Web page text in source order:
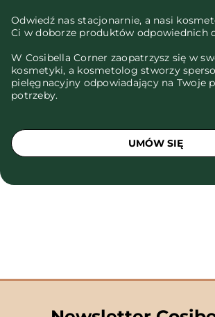
Odwiedź nas stacjonarnie, a nasi
Ci w doborze produktów odpowiednich
W Cosibella Corner zaopatrzysz się w
kosmetyki, a kosmetolog stworzy
pielęgnacyjny odpowiadający na Twoje
potrzeby.
UMÓW SIĘ